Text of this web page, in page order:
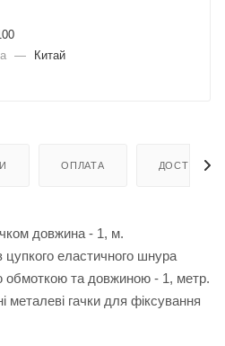
— Китай
ОПЛАТА ДОСТАВКА
довжина - 1, м.
цупкого еластичного шнура
обмоткою та довжиною - 1, метр.
металеві гачки для фіксування